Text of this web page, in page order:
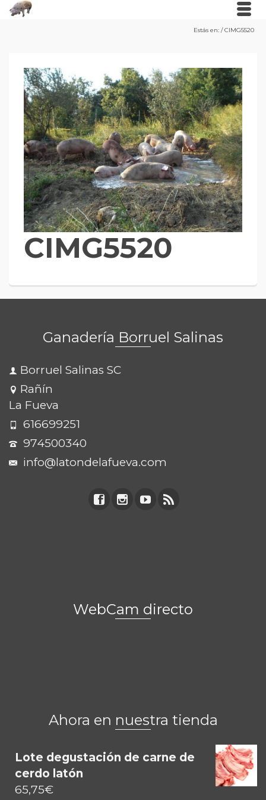
Estás en: /CIMG5520
CIMG5520
Ganadería Borruel Salinas
Borruel Salinas SC
Rañín
La Fueva
616699251
974500340
info@latondelafueva.com
WebCam directo
Ahora en nuestra tienda
Lote degustación de carne de
cerdo latón
65,75€